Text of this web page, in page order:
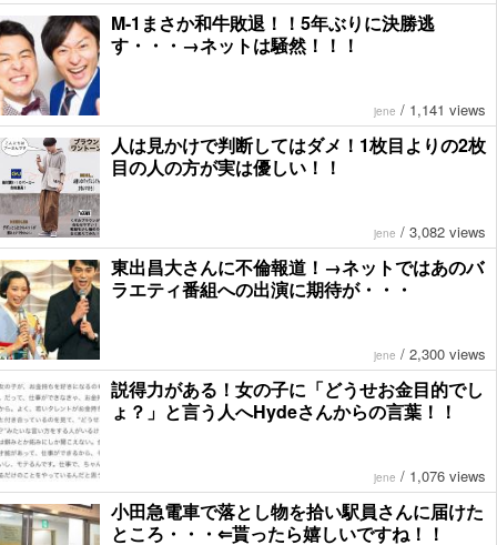
M-1まさか和牛敗退！！5年ぶりに決勝逃
す・・・→ネットは騒然！！！
jene / 1,141 views
人は見かけで判断してはダメ！1枚目よりの2枚
目の人の方が実は優しい！！
jene / 3,082 views
東出昌大さんに不倫報道！→ネットではあのバ
ラエティ番組への出演に期待が・・・
jene / 2,300 views
説得力がある！女の子に「どうせお金目的でし
ょ？」と言う人へHydeさんからの言葉！！
jene / 1,076 views
小田急電車で落とし物を拾い駅員さんに届けた
ところ・・・⇐貰ったら嬉しいですね！！